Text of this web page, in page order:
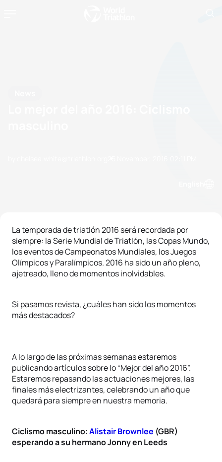
La temporada de triatlón 2016 será recordada por
siempre: la Serie Mundial de Triatlón, las Copas Mundo,
los eventos de Campeonatos Mundiales, los Juegos
Olímpicos y Paralímpicos. 2016 ha sido un año pleno,
ajetreado, lleno de momentos inolvidables.
Si pasamos revista, ¿cuáles han sido los momentos
más destacados?
A lo largo de las próximas semanas estaremos
publicando artículos sobre lo “Mejor del año 2016”.
Estaremos repasando las actuaciones mejores, las
finales más electrizantes, celebrando un año que
quedará para siempre en nuestra memoria.
Ciclismo masculino:Alistair Brownlee (GBR)
esperando a su hermano Jonny en Leeds